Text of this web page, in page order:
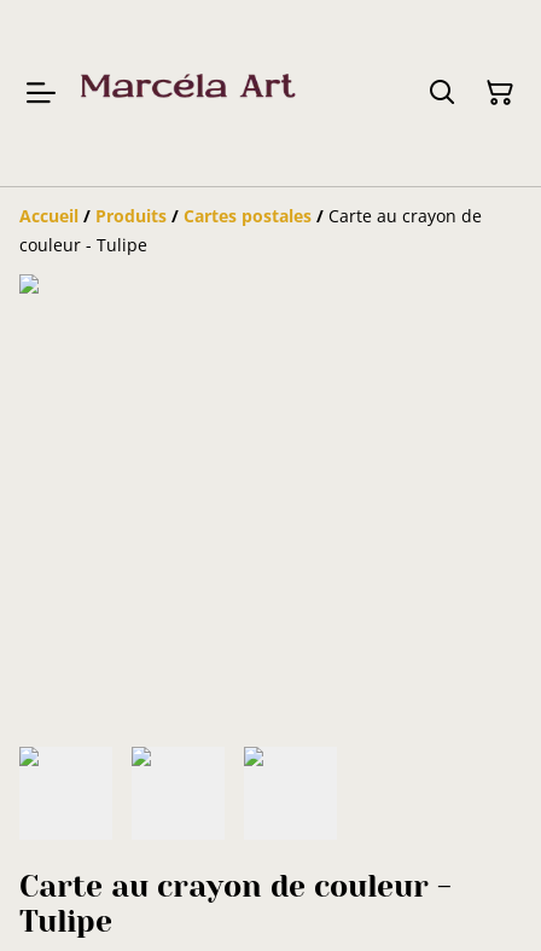
Accueil / Produits / Cartes postales / Carte au crayon de
couleur - Tulipe
Carte au crayon de couleur -
Tulipe